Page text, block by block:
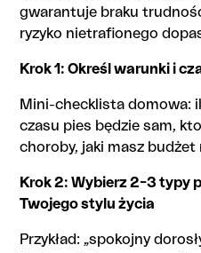
gwarantuje braku
ryzyko nietrafionego
Krok 1: Określ warunki i
Mini-checklista domowa:
czasu pies będzie sam,
choroby, jaki masz budżet
Krok 2: Wybierz 2–3 typy
Twojego stylu życia
Przykład: „spokojny